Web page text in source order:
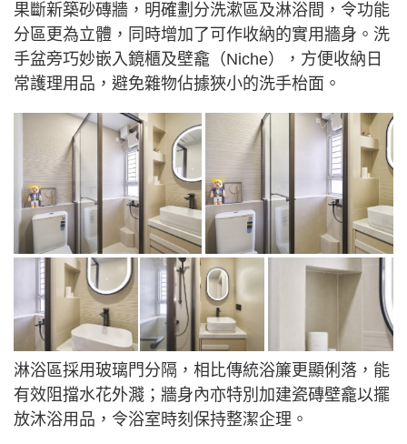
果斷新築砂磚牆，明確劃分洗漱區及淋浴間，令功能
分區更為立體，同時增加了可作收納的實用牆身。洗
手盆旁巧妙嵌入鏡櫃及壁龕（Niche），方便收納日
常護理用品，避免雜物佔據狹小的洗手枱面。
淋浴區採用玻璃門分隔，相比傳統浴簾更顯俐落，能
有效阻擋水花外濺；牆身內亦特別加建瓷磚壁龕以擺
放沐浴用品，令浴室時刻保持整潔企理。